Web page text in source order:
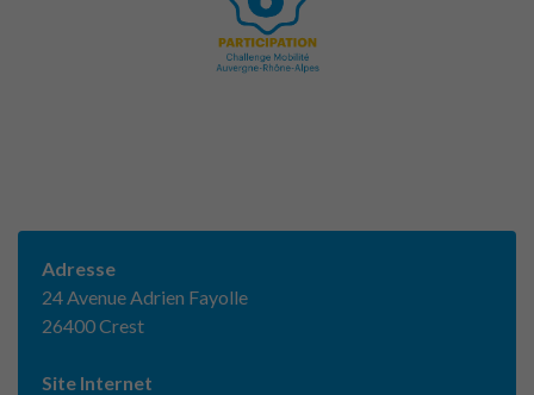
Adresse
24 Avenue Adrien Fayolle
26400 Crest
Site Internet